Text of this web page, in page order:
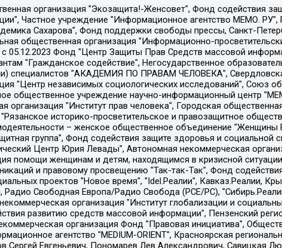
Кавказ.Реалии, Крым.Реалии, Телеканал Настоящее Время, Татаро-башкирская служба Радио Свобода (Azatliq Radiosi), Радио Свободная Европа/Радио Свобода (PCE/PC), "Сибирь.Реалии", "Фактограф", Благотворительный фонд помощи осужденным и их семьям, Автономная некоммерческая организация "Институт глобализации и социальных движений", Фонд "В защиту прав заключенных", Частное учреждение "Центр поддержки и содействия развитию средств массовой информации", Пензенский региональный общественный благотворительный фонд "Гражданский союз", "Север.Реалии", Некоммерческая организация Фонд "Правовая инициатива", Общество с ограниченной ответственностью "Радио Свободная Европа/Радио Свобода", Чешское информационное агентство "MEDIUM-ORIENT", Красноярская региональная общественная организация "Мы против СПИДа", Камалягин Денис Николаевич, Маркелов Сергей Евгеньевич, Пономарев Лев Александрович, Савицкая Людмила Алексеевна, Автономная некоммерческая организация "Центр по работе с проблемой насилия "НАСИЛИЮ.НЕТ", Межрегиональный профессиональный союз работников здравоохранения "Альянс врачей", Юридическое лицо, зарегистрированное в Латвийской Республике, SIA "Medusa Project" (регистрационный номер 40103797863, дата регистрации 10.06.2014), Некоммерческая организация "Фонд по борьбе с коррупцией", Автономная некоммерческая организация "Институт права и публичной политики", Баданин Роман Сергеевич, Гликин Максим Александрович, Железнова Мария Михайловна, Лукьянова Юлия Сергеевна, Маетная Елизавета Витальевна, Маняхин Петр Борисович, Чуракова Ольга Владимировна, Ярош Юлия Петровна, Юридическое лицо "The Insider SIA", зарегистрированное в Риге, Латвийская Республика (дата регистрации 26.06.2015), являющееся администратором доменного имени интернет-издания "The Insider SIA", https://theins.ru, Постернак Алексей Евгеньевич, Рубин Михаил Аркадьевич, Анин Роман Александрович, Юридическое лицо Istories fonds, зарегистрированное в Латвийской Республике (регистрационный номер 50008295751, дата регистрации 24.02.2020), Великовский Дмитрий Александрович, Долинина Ирина Николаевна, Мароховская Алеся Алексеевна, Шлейнов Роман Юрьевич, Шмагун Олеся Валентиновна, Общество с ограниченной ответственностью "Альтаир 2021", Общество с ограниченной ответственностью "Вега 2021", Общество с ограниченной ответственностью "Главный редактор 2021", Общество с ограниченной ответственностью "Ромашки монолит", Важенков Артем Валерьевич, Ивановская областная общественная организация "Центр гендерных исследований", Гурман Юрий Альбертович, Медиапроект "ОВД-Инфо", Егоров Владимир Владимирович, Жилинский Владимир Александрович, Общество с ограниченной ответственностью "ЗП", Иванова София Юрьевна, Карезина Инна Павловна, Кильтау Екатерина Викторовна, Петров Алексей Викторович, Пискунов Сергей Евгеньевич, Смирнов Сергей Сергеевич, Тихонов Михаил Сергеевич, Общество с ограниченной ответственностью "ЖУРНАЛИСТ-ИНОСТРАННЫЙ АГЕНТ", Арапова Галина Юрьевна, Вольтская Татьяна Анатольевна, Американская компания "Mason G.E.S. Anonymous Foundation" (США), являющаяся владельцем интернет-издания https://mnews.world/, Компания "Stichting Bellingcat", зарегистрированная в Нидерландах (дата регистрации 11.07.2018), Захаров Андрей Вячеславович, Клепиковская Екатерина Дмитриевна, Общество с ограниченной ответственностью "МЕМО", Перл Роман Александрович, Симонов Евгений Алексеевич, Соловьева Елена Анатольевна, Сотников Даниил Владимирович, Сурначева Елизавета Дмитриевна, Автономная некоммерческая организация по защите прав человека и информированию населения "Якутия – Наше Мнение", Общество с ограниченной ответственностью "Москоу диджитал медиа", с 26.01.2023 Общество с ограниченной ответственностью "Чайка Белые сады", Ветошкина Валерия Валерьевна, Заговора Максим Александрович, Межрегиональное общественное движение "Российская ЛГБТ - сеть", Оленичев Максим Владимирович, Павлов Иван